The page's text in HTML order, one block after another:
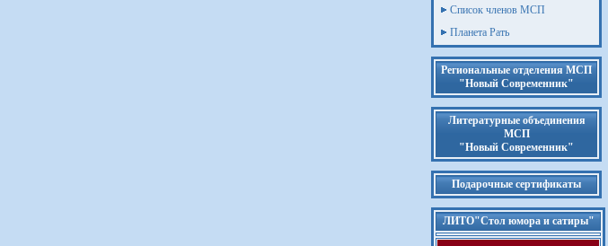
Список членов МСП
Планета Рать
Региональные отделения МСП
"Новый Современник"
Литературные объединения
МСП
"Новый Современник"
Подарочные сертификаты
ЛИТО"Стол юмора и сатиры"